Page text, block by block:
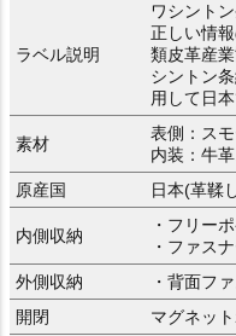
ラベル説明
ワシント
正しい情
類皮革産
シントン
用して日
素材
表側：ス
内装：牛
原産国
日本(革鞣
内側収納
・フリー
・ファス
外側収納
・背面フ
開閉
マグネッ